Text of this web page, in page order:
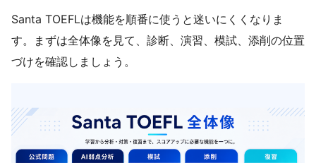
Santa TOEFLは機能を順番に使うと迷いにくくなりま
す。まずは全体像を見て、診断、演習、模試、添削の位置
づけを確認しましょう。